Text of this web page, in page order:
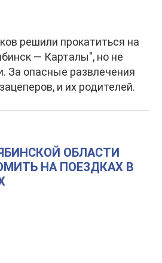
решили прокатиться на
— Карталы", но не
За опасные развлечения
и их родителей.
ОБЛАСТИ
НА ПОЕЗДКАХ В